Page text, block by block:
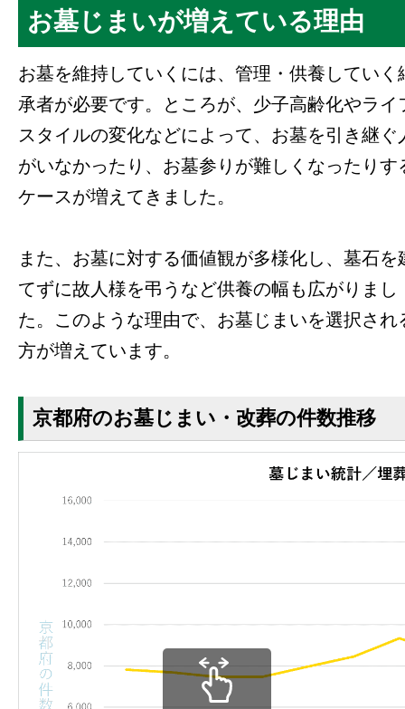
お墓じまいが増えている理由
お墓を維持していくには、管理・供養していく
承者が必要です。ところが、少子高齢化やライ
スタイルの変化などによって、お墓を引き継ぐ
がいなかったり、お墓参りが難しくなったりす
ケースが増えてきました。
また、お墓に対する価値観が多様化し、墓石を
てずに故人様を弔うなど供養の幅も広がりまし
た。このような理由で、お墓じまいを選択され
方が増えています。
京都府のお墓じまい・改葬の件数推移